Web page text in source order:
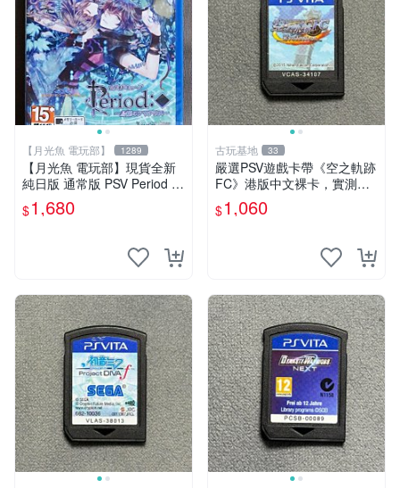
【月光魚 電玩部】 1289
【月光魚 電玩部】現貨全新
純日版 通常版 PSV Period ～
鳥籠之阿瑪迪斯～ 普通版 純
日版
$1,680
古玩基地 33
嚴選PSV遊戲卡帶《空之軌跡
FC》港版中文裸卡，實測暢
快遊戲無誤！限量販售，機器
認證僅能於索尼PSV上運行。
$1,060